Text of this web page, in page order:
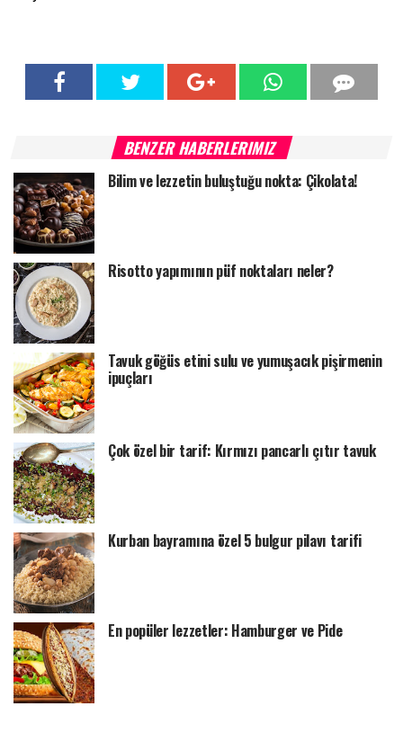
BENZER HABERLERIMIZ
Bilim ve lezzetin buluştuğu nokta: Çikolata!
Risotto yapımının püf noktaları neler?
Tavuk göğüs etini sulu ve yumuşacık pişirmenin
ipuçları
Çok özel bir tarif: Kırmızı pancarlı çıtır tavuk
Kurban bayramına özel 5 bulgur pilavı tarifi
En popüler lezzetler: Hamburger ve Pide